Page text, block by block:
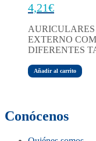
4,21€
EXTERNO
DIFERENTES
Añadir al carrito
Conócenos